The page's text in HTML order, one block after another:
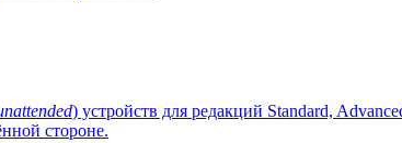
) устройств для редакций Standard,
стороне.